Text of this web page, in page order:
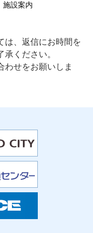
施設案内
は、返信にお時間を
ください。
わせをお願いしま